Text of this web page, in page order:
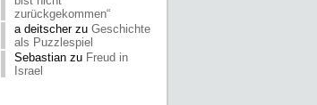
zurückgekommen“
a deitscherzu Geschichte
als Puzzlespiel
Sebastian zu Freud in
Israel